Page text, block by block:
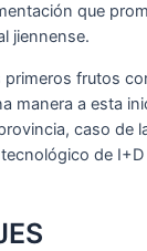
que
jiennense.
primeros frutos
manera a esta
caso de
de I+D